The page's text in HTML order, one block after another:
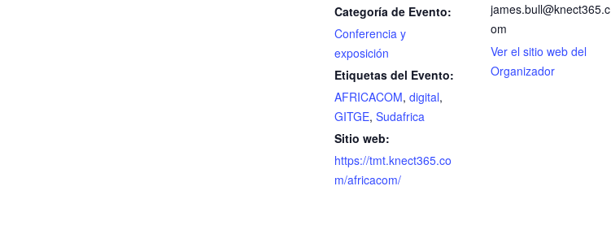
Categoría de Evento:
Conferencia y
exposición
Etiquetas del Evento:
AFRICACOM, digital,
GITGE, Sudafrica
Sitio web:
https://tmt.knect365.co
m/africacom/
james.bull@knect365.c
om
Ver el sitio web del
Organizador